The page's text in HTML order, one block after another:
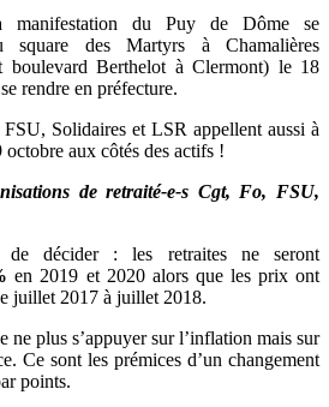
manifestation du Puy de Dôme se
des Martyrs à Chamalières
boulevard Berthelot à Clermont) le 18
rendre en préfecture.
Solidaires et LSR appellent aussi à
aux côtés des actifs !
de retraité-e-s Cgt, Fo, FSU,
de décider : les retraites ne seront
en 2019 et 2020 alors que les prix ont
juillet 2017 à juillet 2018.
ne plus s’appuyer sur l’inflation mais sur
Ce sont les prémices d’un changement
points.